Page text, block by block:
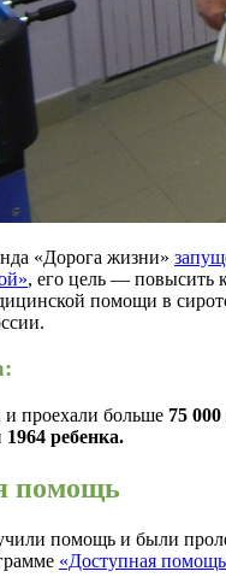
«Дорога жизни»
, его цель — повысить
помощи в
и проехали больше 75
1964 ребенка.
помощь
помощь и были
«Доступная